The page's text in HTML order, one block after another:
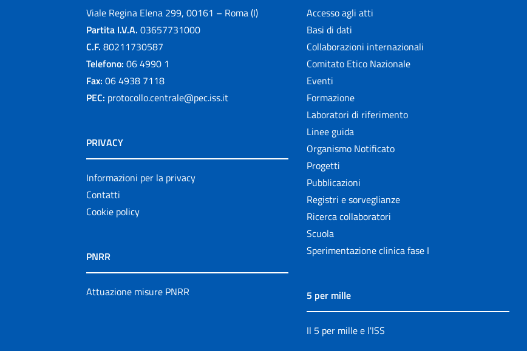
Viale Regina Elena 299, 00161 – Roma (I)
Partita I.V.A. 03657731000
C.F. 80211730587
Telefono: 06 4990 1
Fax: 06 4938 7118
PEC: protocollo.centrale@pec.iss.it
PRIVACY
Informazioni per la privacy
Contatti
Cookie policy
PNRR
Attuazione misure PNRR
Accesso agli atti
Basi di dati
Collaborazioni internazionali
Comitato Etico Nazionale
Eventi
Formazione
Laboratori di riferimento
Linee guida
Organismo Notificato
Progetti
Pubblicazioni
Registri e sorveglianze
Ricerca collaboratori
Scuola
Sperimentazione clinica fase I
5 per mille
Il 5 per mille e l'ISS